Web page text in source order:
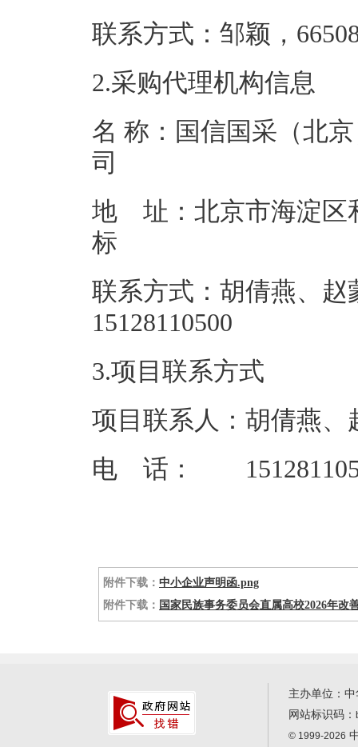
联系方式：邹
2.采购代理机构信息
名 称：国信国采（北
地 址：北京市海淀区
联系方式：胡倩燕、赵
3.项目联系方式
项目联系人：胡倩燕、
电 话：
附件下载： 中小企业声明函.png
附件下载： 国家民族事务委员会直属高校2026年
主办单位：
网站标识码：
© 1999-2026